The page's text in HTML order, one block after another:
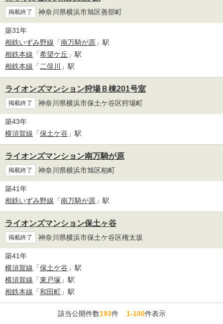
掲載終了 神奈川県横浜市旭区善部町
築31年
相鉄いずみ野線 「南万騎が原 」駅
相鉄本線 「希望ケ丘 」駅
相鉄本線 「 二俣川 」駅
ライオンズマンション狩場Ｂ棟201号室
掲載終了 神奈川県横浜市保土ケ谷区狩場町
築43年
横須賀線 「保土ケ谷 」駅
ライオンズマンション南万騎が原
掲載終了 神奈川県横浜市旭区柏町
築41年
相鉄いずみ野線 「南万騎が原 」駅
ライオンズマンション保土ヶ谷
掲載終了 神奈川県横浜市保土ケ谷区権太坂
築41年
横須賀線 「保土ケ谷 」駅
横須賀線 「東戸塚 」駅
相鉄本線 「和田町 」駅
該当公開件数193件1-100件表示